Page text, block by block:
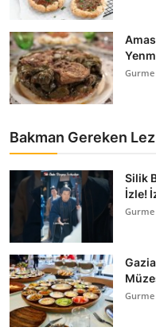
Gurme
Bakman Gereken
Silik
İzle!
Gurme
Gurme